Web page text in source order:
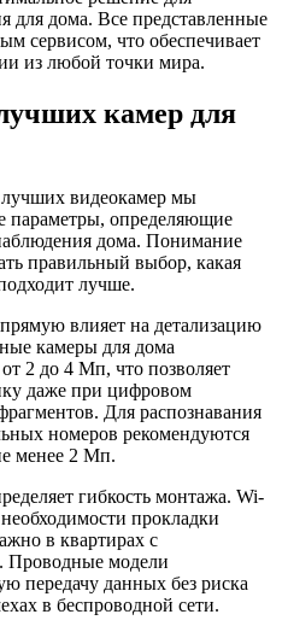
для дома. Все представленные
сервисом, что обеспечивает
из любой точки мира.
камер для
видеокамер мы
параметры, определяющие
дома. Понимание
правильный выбор, какая
лучше.
влияет на детализацию
камеры для дома
2 до 4 Мп, что позволяет
даже при цифровом
Для распознавания
номеров рекомендуются
менее 2 Мп.
гибкость монтажа. Wi-
прокладки
в квартирах с
Проводные модели
передачу данных без риска
в беспроводной сети.